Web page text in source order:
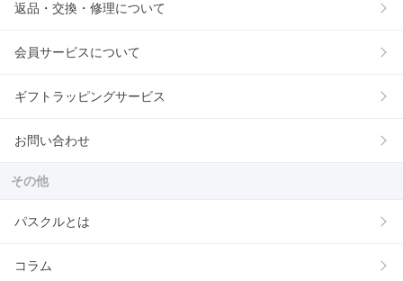
返品・交換・修理について
会員サービスについて
ギフトラッピングサービス
お問い合わせ
その他
パスクルとは
コラム